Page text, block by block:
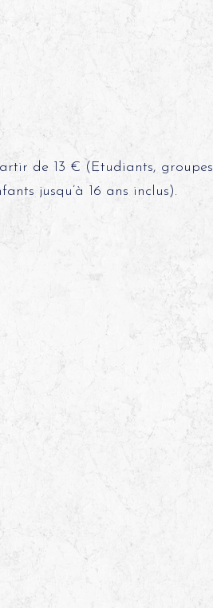
de 13 € (Etudiants, groupes
jusqu’à 16 ans inclus).